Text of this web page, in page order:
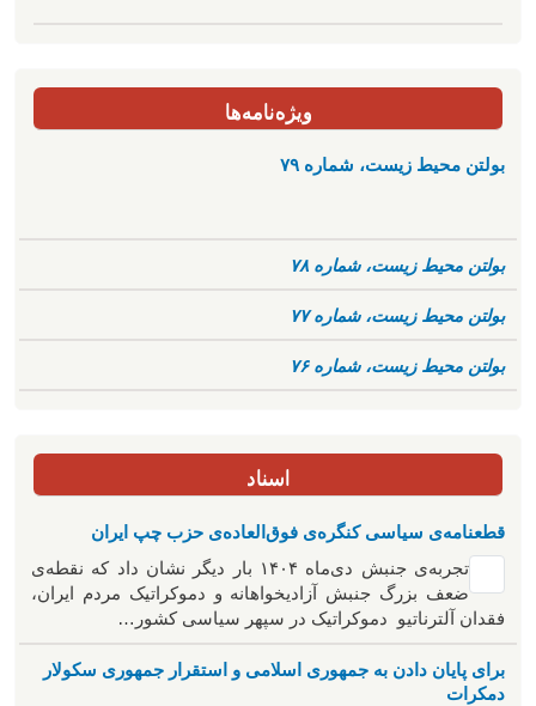
ویژه‌نامه‌ها
بولتن محیط زیست، شماره ۷۹
بولتن محیط زیست، شماره ۷۸
بولتن محیط زیست، شماره ۷۷
بولتن محیط زیست، شماره ۷۶
اسناد
قطعنامه‌ی سیاسی کنگره‌ی فوق‌العاده‌ی حزب چپ ایران
تجربه‌ی جنبش دی‌ماه ۱۴۰۴ بار دیگر نشان داد که نقطه‌ی
ضعف بزرگ جنبش آزادیخواهانه و دموکراتیک مردم ایران،
فقدان آلترناتیو دموکراتیک در سپهر سیاسی کشور…
برای پایان دادن به جمهوری اسلامی و استقرار جمهوری سکولار
دمکرات